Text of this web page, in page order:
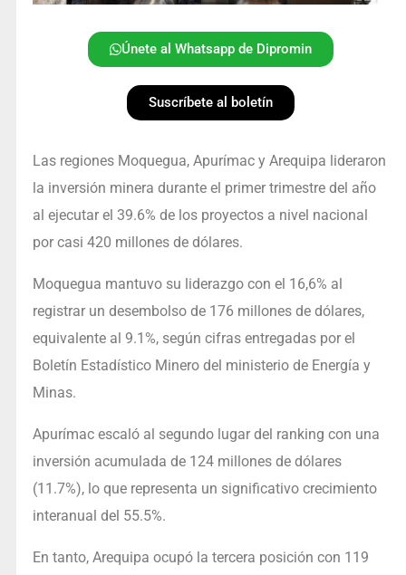
Únete al Whatsapp de Dipromin
Suscríbete al boletín
Las regiones Moquegua, Apurímac y Arequipa lideraron
la inversión minera durante el primer trimestre del año
al ejecutar el 39.6% de los proyectos a nivel nacional
por casi 420 millones de dólares.
Moquegua mantuvo su liderazgo con el 16,6% al
registrar un desembolso de 176 millones de dólares,
equivalente al 9.1%, según cifras entregadas por el
Boletín Estadístico Minero del ministerio de Energía y
Minas.
Apurímac escaló al segundo lugar del ranking con una
inversión acumulada de 124 millones de dólares
(11.7%), lo que representa un significativo crecimiento
interanual del 55.5%.
En tanto, Arequipa ocupó la tercera posición con 119